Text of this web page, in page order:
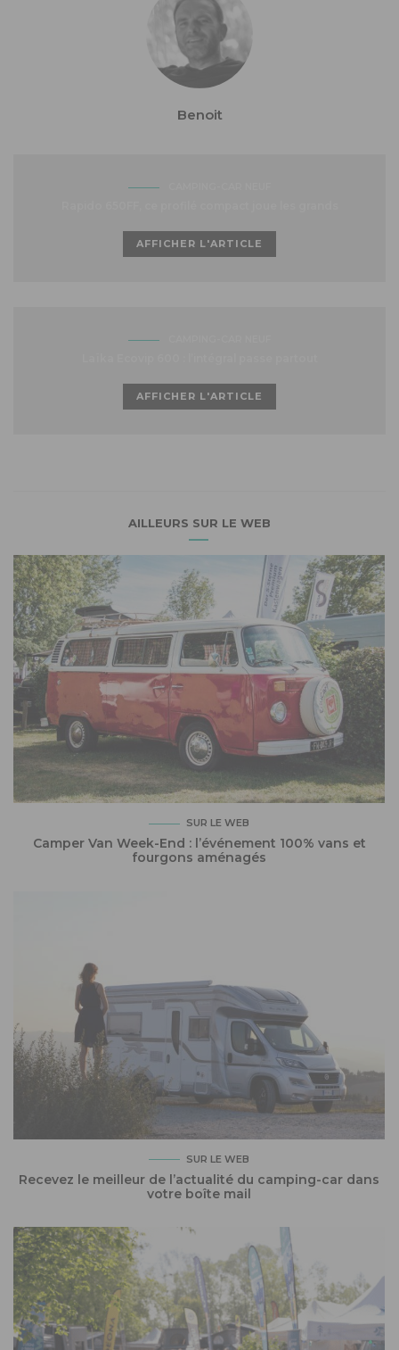
Benoit
AFFICHER L'ARTICLE
AFFICHER L'ARTICLE
AILLEURS SUR LE WEB
SUR LE WEB
Camper Van Week-End : l’événement 100% vans et
fourgons aménagés
SUR LE WEB
Recevez le meilleur de l’actualité du camping-car dans
votre boîte mail